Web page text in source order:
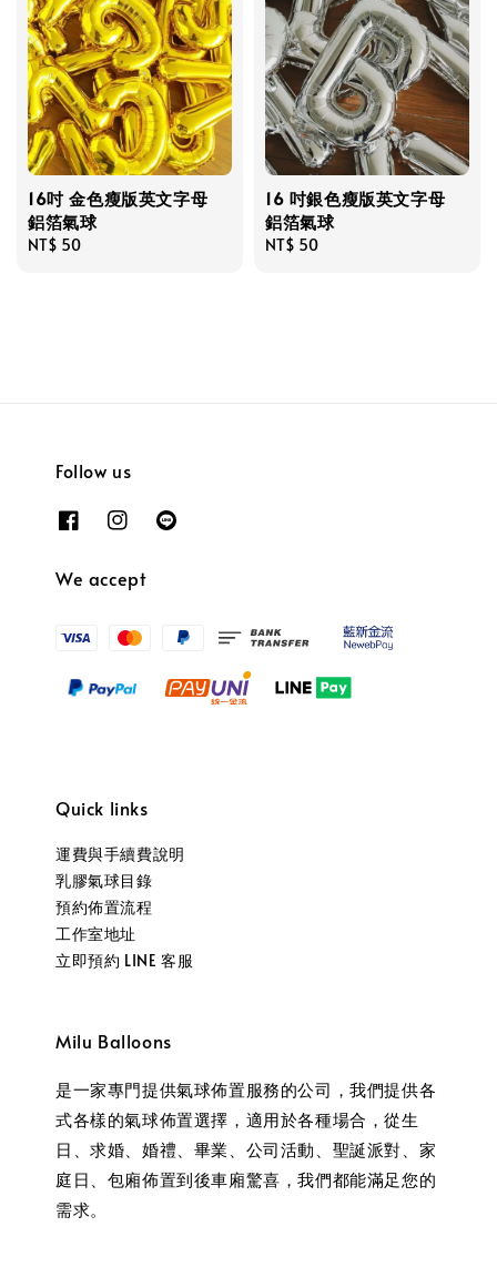
16吋 金色瘦版英文字母
鋁箔氣球
Regular
NT$ 50
16 吋銀色瘦版英文字母
鋁箔氣球
Regular
NT$ 50
Follow us
We accept
Quick links
運費與手續費說明
乳膠氣球目錄
預約佈置流程
工作室地址
立即預約 LINE 客服
Milu Balloons
是一家專門提供氣球佈置服務的公司，我們提供各
式各樣的氣球佈置選擇，適用於各種場合，從生
日、求婚、婚禮、畢業、公司活動、聖誕派對、家
庭日、包廂佈置到後車廂驚喜，我們都能滿足您的
需求。